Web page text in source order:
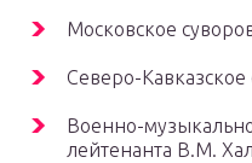
Московское
Северо-
Военно-
лейтенанта В.М.